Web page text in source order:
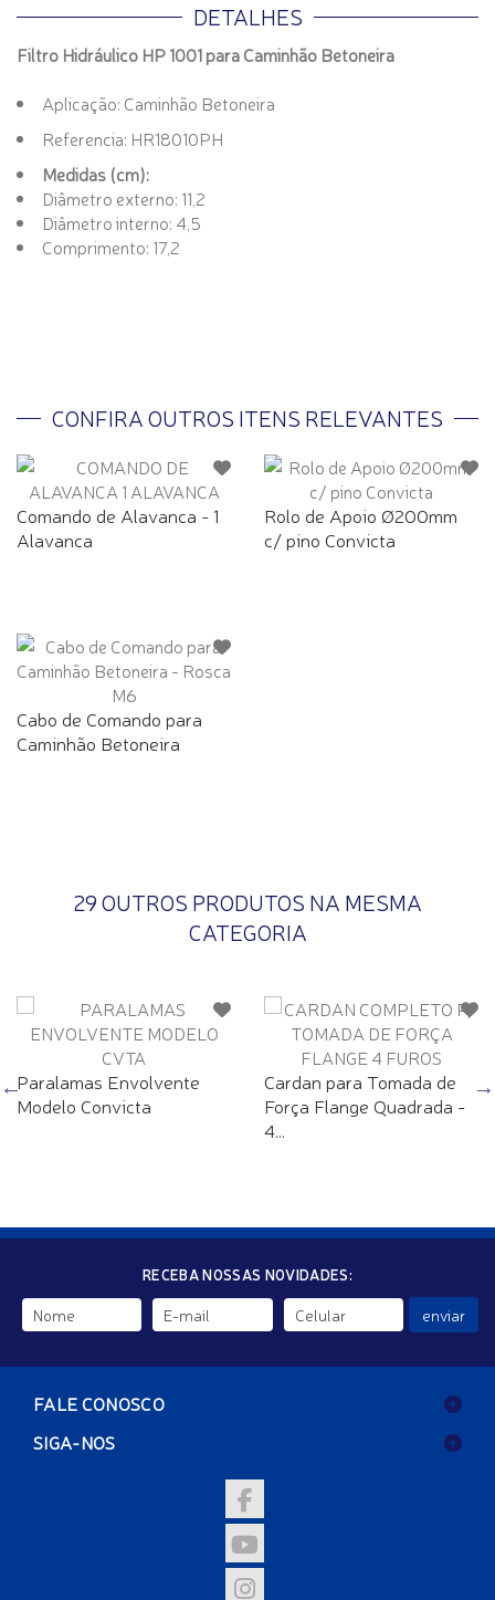
DETALHES
Filtro Hidráulico HP 1001 para Caminhão Betoneira
Aplicação: Caminhão Betoneira
Referencia: HR18010PH
Medidas (cm):
Diâmetro externo: 11,2
Diâmetro interno: 4,5
Comprimento: 17,2
CONFIRA OUTROS ITENS RELEVANTES
Comando de Alavanca - 1
Alavanca
Rolo de Apoio Ø200mm
c/ pino Convicta
Cabo de Comando para
Caminhão Betoneira
29 OUTROS PRODUTOS NA MESMA
CATEGORIA
Paralamas Envolvente
Modelo Convicta
Cardan para Tomada de
Força Flange Quadrada -
4...
RECEBA NOSSAS NOVIDADES:
enviar
FALE CONOSCO
SIGA-NOS